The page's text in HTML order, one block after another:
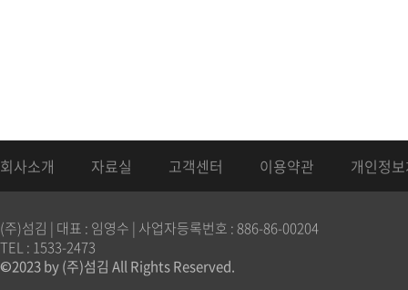
회사소개 자료실 고객센터 이용약관 개인정
(주)섬김 | 대표 : 임영수 | 사업자등록번호 : 886-86-00204
TEL : 1533-2473
©2023 by (주)섬김 All Rights Reserved.